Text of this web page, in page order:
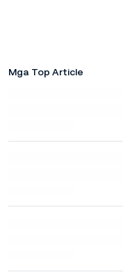
Mga Top Article